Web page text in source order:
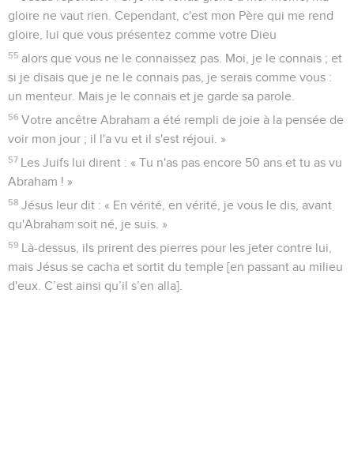
gloire ne vaut rien. Cependant, c'est mon Père qui me rend
gloire, lui que vous présentez comme votre Dieu
55 alors que vous ne le connaissez pas. Moi, je le connais ; et
si je disais que je ne le connais pas, je serais comme vous :
un menteur. Mais je le connais et je garde sa parole.
56 Votre ancêtre Abraham a été rempli de joie à la pensée de
voir mon jour ; il l'a vu et il s'est réjoui. »
57 Les Juifs lui dirent : « Tu n'as pas encore 50 ans et tu as vu
Abraham ! »
58 Jésus leur dit : « En vérité, en vérité, je vous le dis, avant
qu'Abraham soit né, je suis. »
59 Là-dessus, ils prirent des pierres pour les jeter contre lui,
mais Jésus se cacha et sortit du temple [en passant au milieu
d'eux. C’est ainsi qu’il s’en alla].